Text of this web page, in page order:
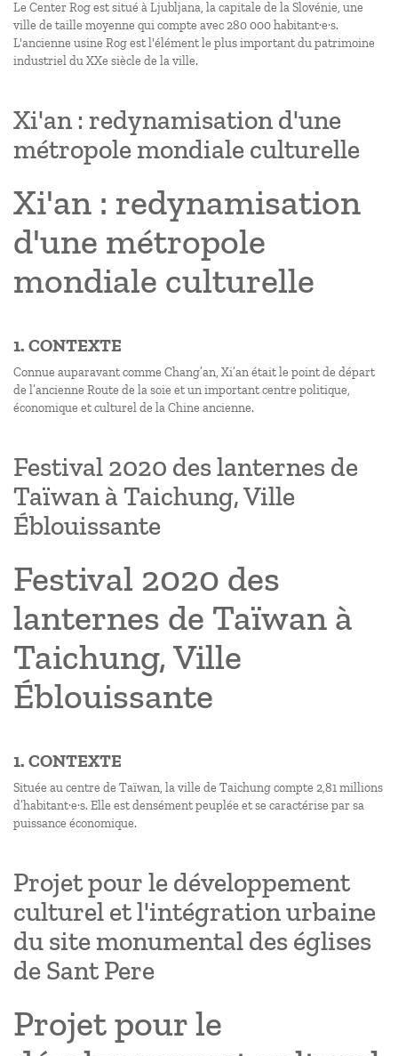
Le Center Rog est situé à Ljubljana, la capitale de la Slovénie, une
ville de taille moyenne qui compte avec 280 000 habitant·e·s.
L'ancienne usine Rog est l'élément le plus important du patrimoine
industriel du XXe siècle de la ville.
Xi'an : redynamisation d'une
métropole mondiale culturelle
Xi'an : redynamisation
d'une métropole
mondiale culturelle
1. CONTEXTE
Connue auparavant comme Chang’an, Xi’an était le point de départ
de l’ancienne Route de la soie et un important centre politique,
économique et culturel de la Chine ancienne.
Festival 2020 des lanternes de
Taïwan à Taichung, Ville
Éblouissante
Festival 2020 des
lanternes de Taïwan à
Taichung, Ville
Éblouissante
1. CONTEXTE
Située au centre de Taïwan, la ville de Taichung compte 2,81 millions
d’habitant·e·s. Elle est densément peuplée et se caractérise par sa
puissance économique.
Projet pour le développement
culturel et l'intégration urbaine
du site monumental des églises
de Sant Pere
Projet pour le